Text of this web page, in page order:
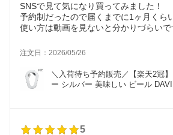
SNSで見て気になり買ってみました！
予約制だったので届くまでに1ヶ月くら
使い方は動画を見ないと分かりづらいで
注文日：2026/05/26
＼入荷待ち予約販売／【楽天2冠
ー シルバー 美味しい ビール DAVI
ャンプギア
5